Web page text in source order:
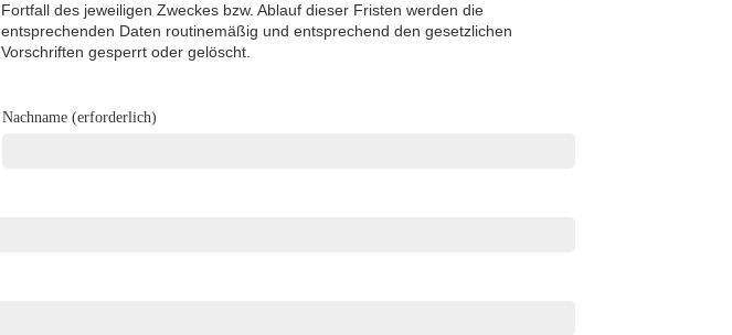
Fortfall des jeweiligen Zweckes bzw. Ablauf dieser Fristen werden die
entsprechenden Daten routinemäßig und entsprechend den gesetzlichen
Vorschriften gesperrt oder gelöscht.
Nachname (erforderlich)